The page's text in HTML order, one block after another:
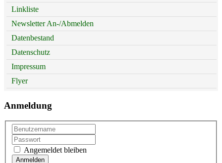
Linkliste
Newsletter An-/Abmelden
Datenbestand
Datenschutz
Impressum
Flyer
Anmeldung
Angemeldet bleiben